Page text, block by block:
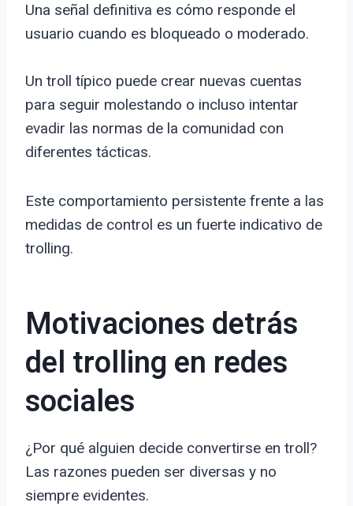
Una señal definitiva es cómo responde el
usuario cuando es bloqueado o moderado.
Un troll típico puede crear nuevas cuentas
para seguir molestando o incluso intentar
evadir las normas de la comunidad con
diferentes tácticas.
Este comportamiento persistente frente a las
medidas de control es un fuerte indicativo de
trolling.
Motivaciones detrás
del trolling en redes
sociales
¿Por qué alguien decide convertirse en troll?
Las razones pueden ser diversas y no
siempre evidentes.